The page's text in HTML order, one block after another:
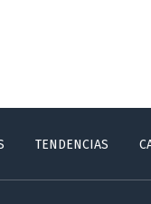
TENDENCIAS